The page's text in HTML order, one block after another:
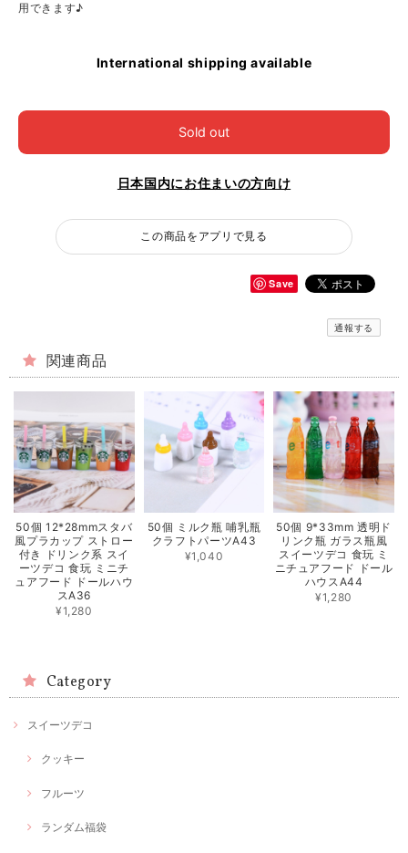
用できます♪
International shipping available
Sold out
日本国内にお住まいの方向け
この商品をアプリで見る
Save
通報する
関連商品
50個 12*28mmスタバ
風プラカップ ストロー
付き ドリンク系 スイ
ーツデコ 食玩 ミニチ
ュアフード ドールハウ
スA36
¥1,280
50個 ミルク瓶 哺乳瓶
クラフトパーツA43
¥1,040
50個 9*33mm 透明ド
リンク瓶 ガラス瓶風
スイーツデコ 食玩 ミ
ニチュアフード ドール
ハウスA44
¥1,280
Category
スイーツデコ
クッキー
フルーツ
ランダム福袋